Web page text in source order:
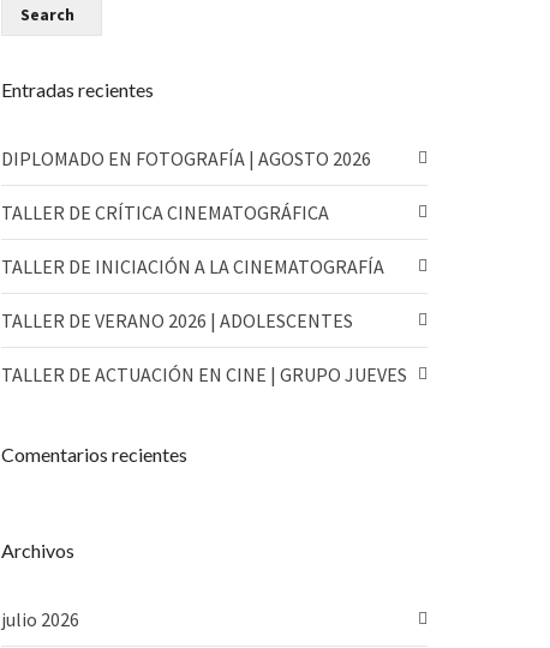
Entradas recientes
DIPLOMADO EN FOTOGRAFÍA | AGOSTO 2026
TALLER DE CRÍTICA CINEMATOGRÁFICA
TALLER DE INICIACIÓN A LA CINEMATOGRAFÍA
TALLER DE VERANO 2026 | ADOLESCENTES
TALLER DE ACTUACIÓN EN CINE | GRUPO JUEVES
Comentarios recientes
Archivos
julio 2026